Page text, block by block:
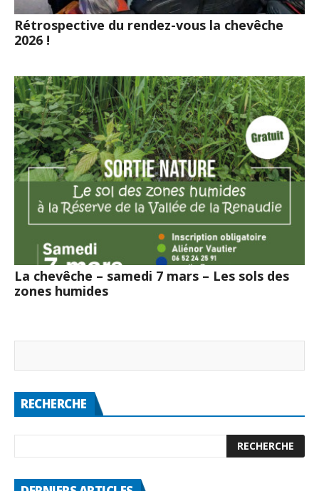
Rétrospective du rendez-vous la chevêche
2026 !
La chevêche – samedi 7 mars – Les sols des
zones humides
RECHERCHE